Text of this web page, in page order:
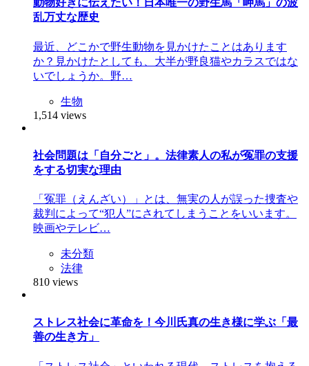
動物好きに伝えたい！日本唯一の野生馬「岬馬」の波
乱万丈な歴史
最近、どこかで野生動物を見かけたことはあります
か？見かけたとしても、大半が野良猫やカラスではな
いでしょうか。野…
生物
1,514 views
社会問題は「自分ごと」。法律素人の私が冤罪の支援
をする切実な理由
「冤罪（えんざい）」とは、無実の人が誤った捜査や
裁判によって“犯人”にされてしまうことをいいます。
映画やテレビ…
未分類
法律
810 views
ストレス社会に革命を！今川氏真の生き様に学ぶ「最
善の生き方」